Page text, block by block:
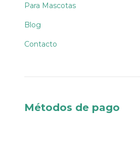
Para Mascotas
Blog
Contacto
Métodos de pago